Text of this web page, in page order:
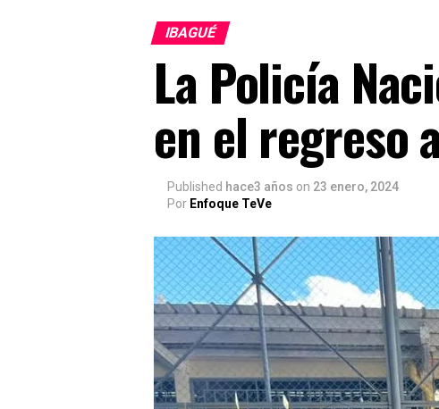
IBAGUÉ
La Policía
en el regreso
Published hace3 años on 23 enero, 2024
Por Enfoque TeVe